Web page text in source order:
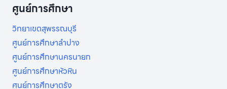
ศูนย์การศึกษา
วิทยาเขตสุพรรณบุรี
ศูนย์การศึกษาลำปาง
ศูนย์การศึกษานครนายก
ศูนย์การศึกษาหัวหิน
ศูนย์การศึกษาตรัง